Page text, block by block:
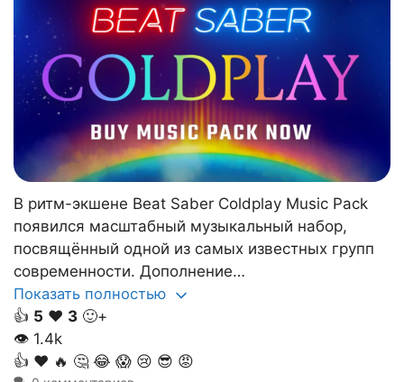
В ритм-экшене Beat Saber Coldplay Music Pack
появился масштабный музыкальный набор,
посвящённый одной из самых известных групп
современности. Дополнение…
Показать полностью
👍 5 ❤️ 3 🙂+
👁 1.4k
👍 ❤️ 🔥 🤔 😂 😱 😢 😎 😡